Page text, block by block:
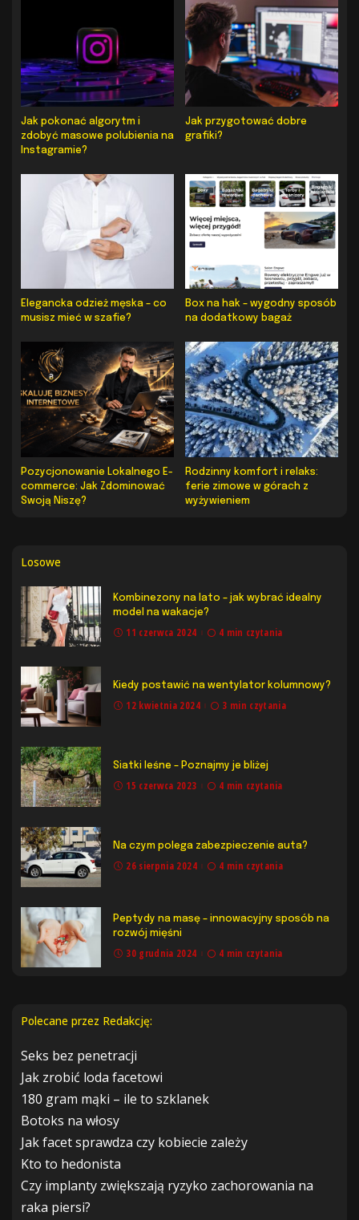
Jak pokonać algorytm i
zdobyć masowe polubienia na
Instagramie?
Jak przygotować dobre
grafiki?
Elegancka odzież męska – co
musisz mieć w szafie?
Box na hak – wygodny sposób
na dodatkowy bagaż
Pozycjonowanie Lokalnego E-
commerce: Jak Zdominować
Swoją Niszę?
Rodzinny komfort i relaks:
ferie zimowe w górach z
wyżywieniem
Losowe
Kombinezony na lato – jak wybrać idealny
model na wakacje?
11 czerwca 2024 4 min czytania
Kiedy postawić na wentylator kolumnowy?
12 kwietnia 2024 3 min czytania
Siatki leśne – Poznajmy je bliżej
15 czerwca 2023 4 min czytania
Na czym polega zabezpieczenie auta?
26 sierpnia 2024 4 min czytania
Peptydy na masę – innowacyjny sposób na
rozwój mięśni
30 grudnia 2024 4 min czytania
Polecane przez Redakcję:
Seks bez penetracji
Jak zrobić loda facetowi
180 gram mąki – ile to szklanek
Botoks na włosy
Jak facet sprawdza czy kobiecie zależy
Kto to hedonista
Czy implanty zwiększają ryzyko zachorowania na
raka piersi?